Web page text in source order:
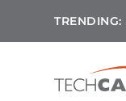
TRENDING: